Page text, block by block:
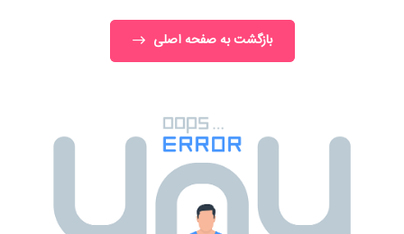
بازگشت به صفحه اصلی